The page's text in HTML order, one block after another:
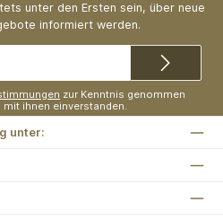
unter den Ersten sein, über neue
informiert werden.
zur Kenntnis genommen
mit ihnen einverstanden.
unter: